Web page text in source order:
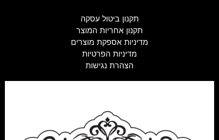
תקנון ביטול עסקה
תקנון אחריות המוצר
מדיניות אספקת מוצרים
מדיניות הפרטיות
הצהרת נגישות